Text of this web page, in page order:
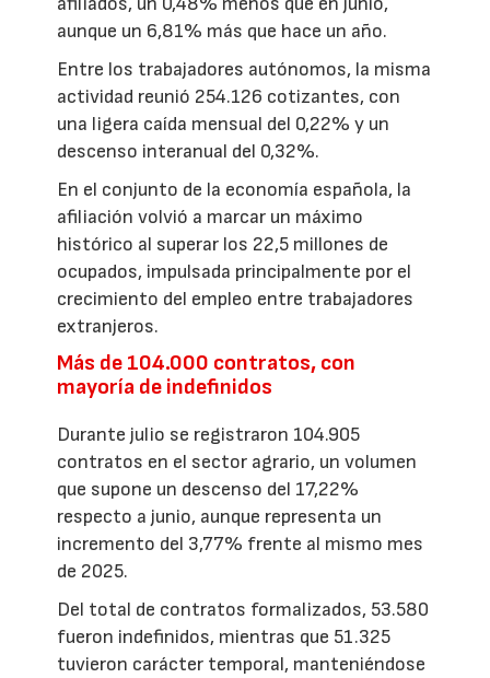
aunque un 6,81% más que hace un año.
Entre los trabajadores autónomos, la misma
actividad reunió 254.126 cotizantes, con
una ligera caída mensual del 0,22% y un
descenso interanual del 0,32%.
En el conjunto de la economía española, la
afiliación volvió a marcar un máximo
histórico al superar los 22,5 millones de
ocupados, impulsada principalmente por el
crecimiento del empleo entre trabajadores
extranjeros.
Más de 104.000 contratos, con
mayoría de indefinidos
Durante julio se registraron 104.905
contratos en el sector agrario, un volumen
que supone un descenso del 17,22%
respecto a junio, aunque representa un
incremento del 3,77% frente al mismo mes
de 2025.
Del total de contratos formalizados, 53.580
fueron indefinidos, mientras que 51.325
tuvieron carácter temporal, manteniéndose